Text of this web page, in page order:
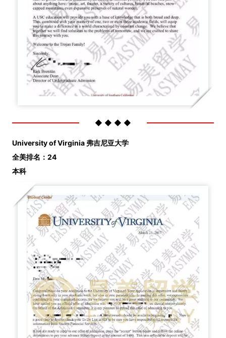
◆ ◆ ◆ ◆
University of Virginia 弗吉尼亚大学
全美排名：24
本科